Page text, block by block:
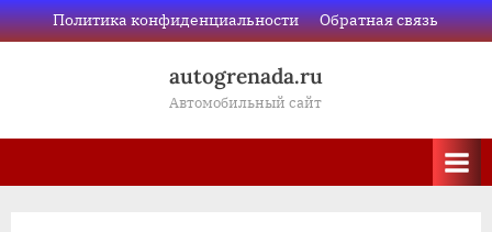
Skip
to
Политика конфиденциальности Обратная связь
autogrenada.ru
Автомобильный сайт